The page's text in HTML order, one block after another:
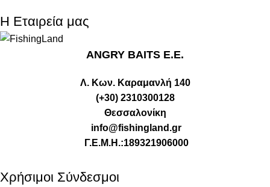
Η Εταιρεία μας
ANGRY BAITS Ε.Ε.
Λ. Κων. Καραμανλή 140
(+30) 2310300128
Θεσσαλονίκη
info@fishingland.gr
Γ.Ε.Μ.Η.:189321906000
Χρήσιμοι Σύνδεσμοι